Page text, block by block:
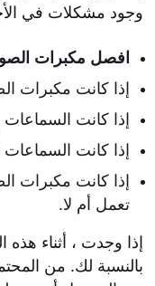
وجود مشكلات في
افصل مكبرات
إذا كانت مكبرات
إذا كانت السماعات
إذا كانت
إذا كانت مكبرات
تعمل أم لا.
إذا وجدت ، أثناء
بالنسبة لك. من